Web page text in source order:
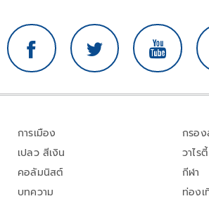
การเมือง
เปลว สีเงิน
คอลัมนิสต์
บทความ
กรอ
วาไรตี้
กีฬา
ท่อง